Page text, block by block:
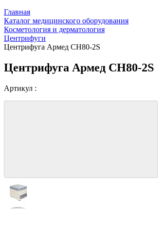
Главная
Каталог медицинского оборудования
Косметология и дерматология
Центрифуги
Центрифуга Армед СН80-2S
Центрифуга Армед СН80-2S
Артикул :